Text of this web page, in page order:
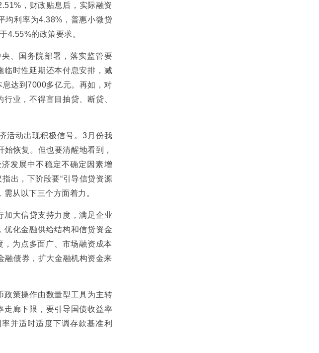
，财政贴息后，实际融资
均利率为4.38%，普惠小微贷
4.55%的政策要求。
、国务院部署，落实监管要
临时性延期还本付息安排，减
达到7000多亿元。再如，对
业，不得盲目抽贷、断贷、
动出现积极信号。3月份我
恢复。但也要清醒地看到，
发展中不稳定不确定因素增
出，下阶段要“引导信贷资源
从以下三个方面着力。
大信贷支持力度，满足企业
优化金融供给结构和信贷资金
为点多面广、市场融资成本
融债券，扩大金融机构资金来
策操作由数量型工具为主转
走廊下限，要引导国债收益率
并适时适度下调存款基准利